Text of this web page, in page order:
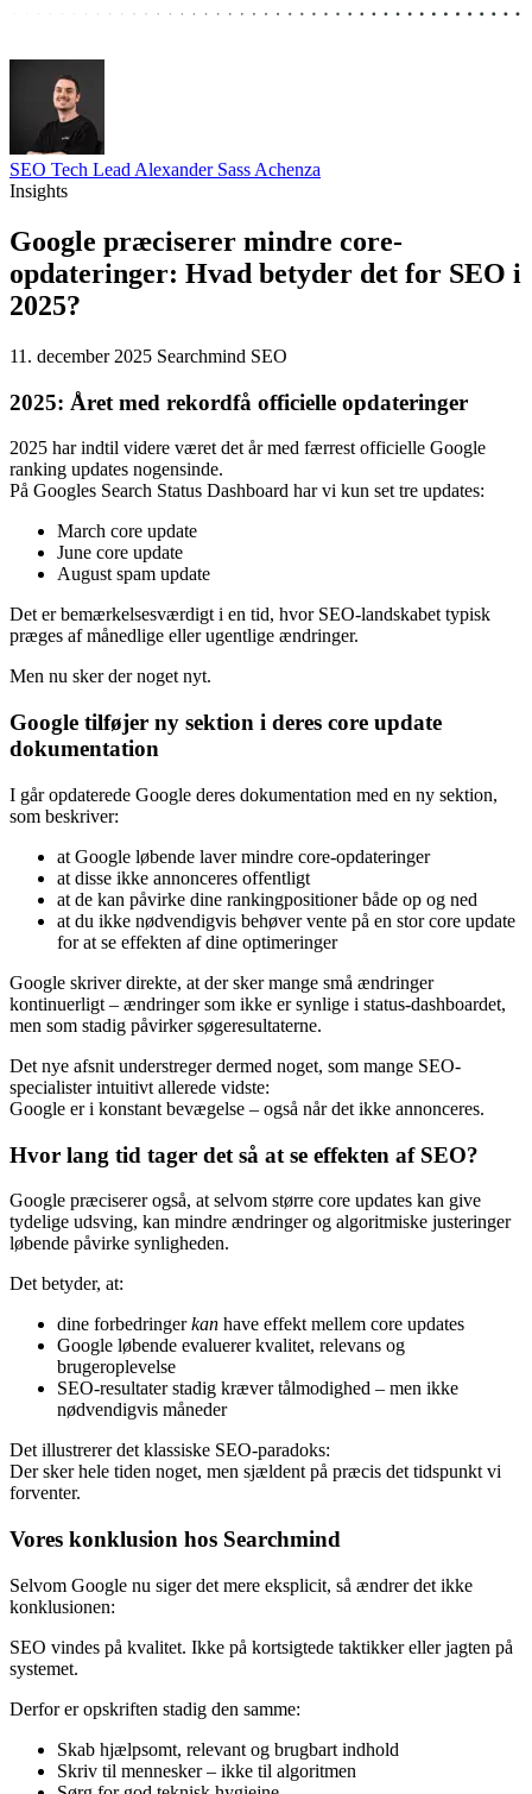
SEO Tech Lead
Alexander Sass Achenza
Insights
Google præciserer mindre core-
2025?
11. december 2025 Searchmind SEO
2025: Året med rekordfå officielle opdateringer
2025 har indtil videre været det år med færrest officielle Google
ranking updates nogensinde.
På Googles Search Status Dashboard har vi kun set tre updates:
March core update
June core update
August spam update
Det er bemærkelsesværdigt i en tid, hvor SEO-landskabet typisk
Men nu sker der noget nyt.
dokumentation
I går opdaterede Google deres dokumentation med en ny sektion,
som beskriver:
at Google løbende laver mindre core-opdateringer
at disse ikke annonceres offentligt
at de kan påvirke dine rankingpositioner både op og ned
at du ikke nødvendigvis behøver vente på en stor core update
for at se effekten af dine optimeringer
Google skriver direkte, at der sker mange små ændringer
kontinuerligt – ændringer som ikke er synlige i status-dashboardet,
men som stadig påvirker søgeresultaterne.
Det nye afsnit understreger dermed noget, som mange SEO-
specialister intuitivt allerede vidste:
Google er i konstant bevægelse – også når det ikke annonceres.
Hvor lang tid tager det så at se effekten af SEO?
Google præciserer også, at selvom større core updates kan give
tydelige udsving, kan mindre ændringer og algoritmiske justeringer
løbende påvirke synligheden.
Det betyder, at:
dine forbedringerkan have effekt mellem core updates
Google løbende evaluerer kvalitet, relevans og
brugeroplevelse
SEO-resultater stadig kræver tålmodighed – men ikke
nødvendigvis måneder
Der sker hele tiden noget, men sjældent på præcis det tidspunkt vi
forventer.
Vores konklusion hos Searchmind
Selvom Google nu siger det mere eksplicit, så ændrer det ikke
konklusionen:
SEO vindes på kvalitet. Ikke på kortsigtede taktikker eller jagten på
Derfor er opskriften stadig den samme: